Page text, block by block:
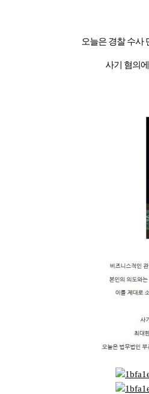
오늘은 경찰 수사
사기 혐의